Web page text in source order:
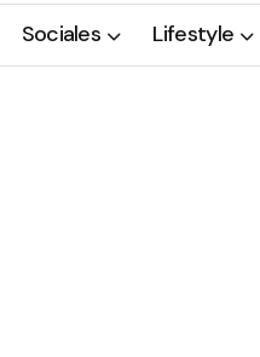
Sociales Lifestyle